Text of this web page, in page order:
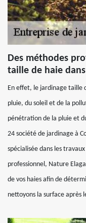
Des méthodes
taille de haie
En effet, le jardinage taille
pluie, du soleil et de la
pénétration de la pluie et
24 société de jardinage à
spécialisée dans les
professionnel, Nature
de vos haies afin de
nettoyons la surface après